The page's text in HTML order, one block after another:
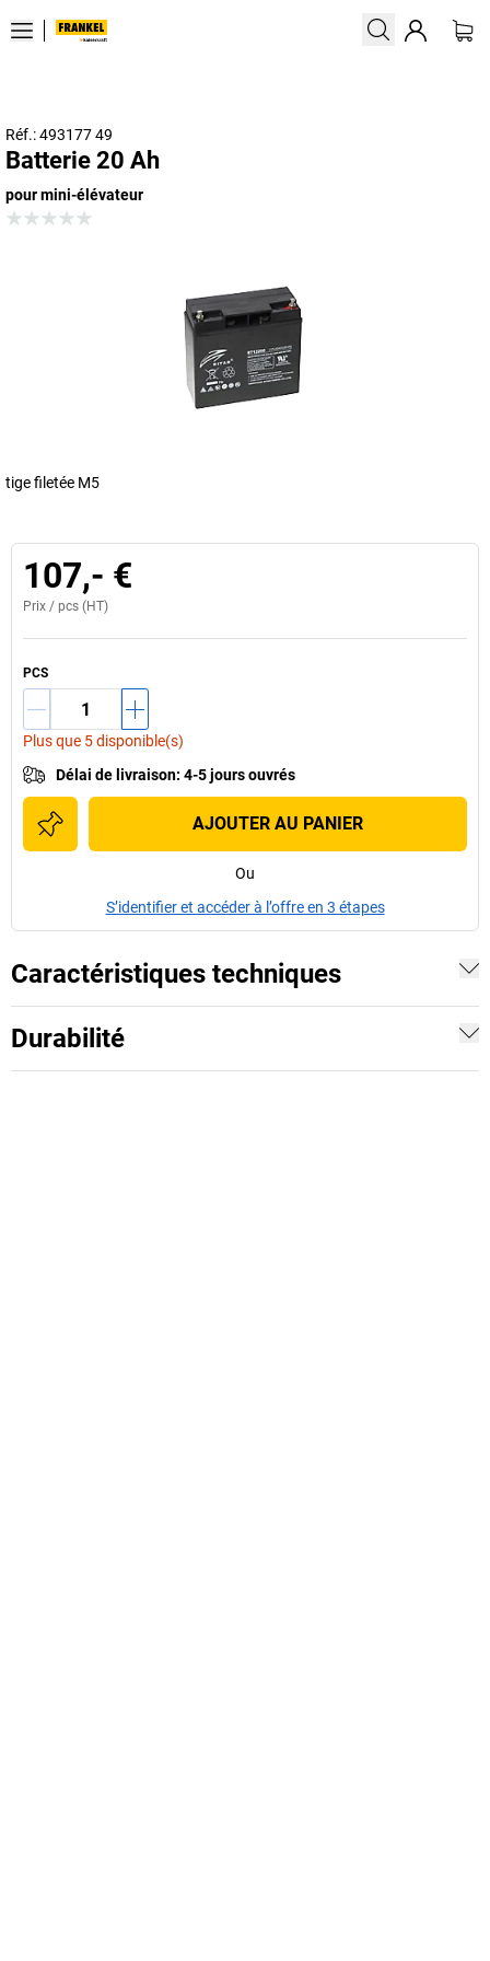
Réf.: 493177 49
Batterie 20 Ah
pour mini-élévateur
tige filetée M5
107,- €
Prix / pcs (HT)
PCS
Plus que 5 disponible(s)
Délai de livraison: 4-5 jours ouvrés
AJOUTER AU PANIER
Ou
S’identifier et accéder à l’offre en 3 étapes
Caractéristiques techniques
Durabilité